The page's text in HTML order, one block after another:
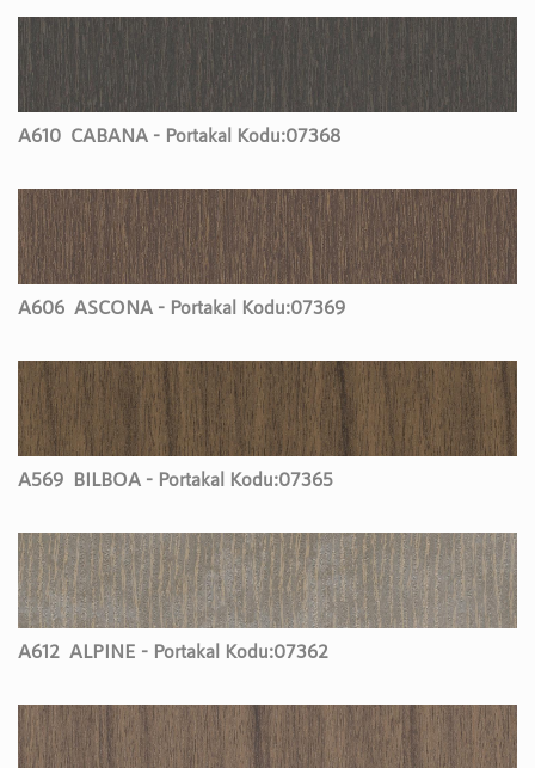
A610 CABANA - Portakal Kodu:07368
A606 ASCONA - Portakal Kodu:07369
A569 BILBOA - Portakal Kodu:07365
A612 ALPINE - Portakal Kodu:07362